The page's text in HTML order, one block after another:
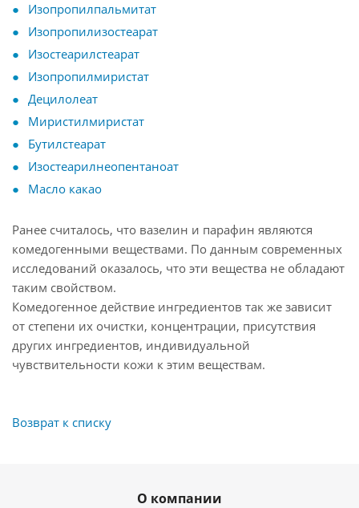
Изопропилпальмитат
Изопропилизостеарат
Изостеарилстеарат
Изопропилмиристат
Децилолеат
Миристилмиристат
Бутилстеарат
Изостеарилнеопентаноат
Масло какао
Ранее считалось, что вазелин и парафин являются
комедогенными веществами. По данным современных
исследований оказалось, что эти вещества не обладают
таким свойством.
Комедогенное действие ингредиентов так же зависит
от степени их очистки, концентрации, присутствия
других ингредиентов, индивидуальной
чувствительности кожи к этим веществам.
Возврат к списку
О компании